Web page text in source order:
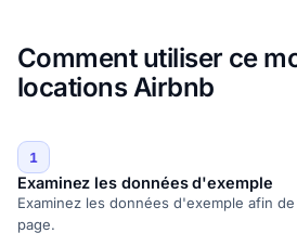
Comment utiliser ce
locations Airbnb
1
Examinez les données d'exemple
Examinez les données d'exemple afin
page.